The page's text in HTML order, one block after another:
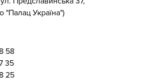
"Палац Україна")
58
35
25